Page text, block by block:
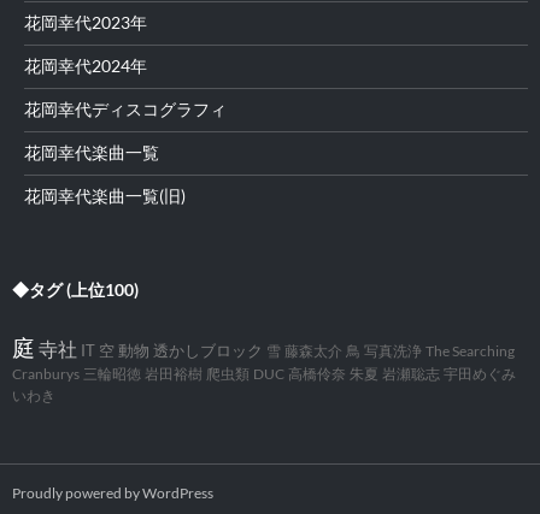
花岡幸代2023年
花岡幸代2024年
花岡幸代ディスコグラフィ
花岡幸代楽曲一覧
花岡幸代楽曲一覧(旧)
◆タグ (上位100)
庭 寺社 IT 空 動物 透かしブロック 雪 藤森太介 鳥 写真洗浄 The Searching
Cranburys 三輪昭徳 岩田裕樹 爬虫類 DUC 高橋伶奈 朱夏 岩瀬聡志 宇田めぐみ
いわき
Proudly powered by WordPress